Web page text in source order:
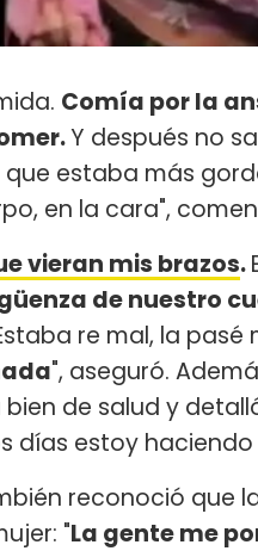
Comía por la
Y después no
que estaba más
en la cara",
vieran mis brazos.
de nuestro
re mal, la pasé
", aseguró.
de salud y
días estoy haciendo
reconoció que
"La gente me